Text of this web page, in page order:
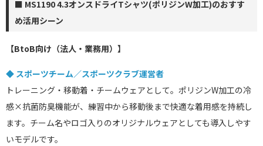
■ MS1190 4.3オンスドライTシャツ(ポリジンW加工)のおすす
め活用シーン
【BtoB向け（法人・業務用）】
◆ スポーツチーム／スポーツクラブ運営者
トレーニング・移動着・チームウェアとして。ポリジンW加工の冷
感×抗菌防臭機能が、練習中から移動後まで快適な着用感を持続し
ます。チーム名やロゴ入りのオリジナルウェアとしても導入しやす
いモデルです。